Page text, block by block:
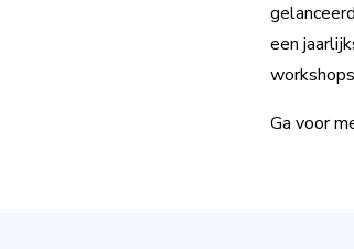
een
Ga voor